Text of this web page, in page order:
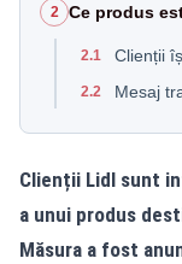
2 Ce produs
2.1 Clienții
2.2 Mesaj
Clienții Lidl sunt
a unui produs
Măsura a fost